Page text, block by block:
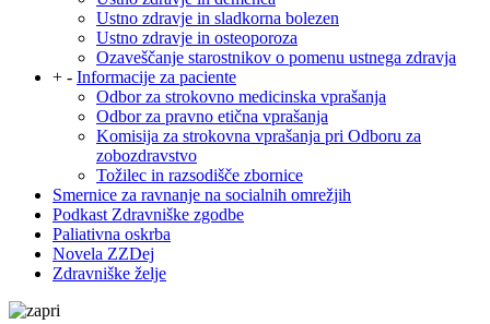
Ustno zdravje in sladkorna bolezen
Ustno zdravje in osteoporoza
Ozaveščanje starostnikov o pomenu ustnega zdravja
+ - Informacije za paciente
Odbor za strokovno medicinska vprašanja
Odbor za pravno etična vprašanja
Komisija za strokovna vprašanja pri Odboru za
zobozdravstvo
Tožilec in razsodišče zbornice
Smernice za ravnanje na socialnih omrežjih
Podkast Zdravniške zgodbe
Paliativna oskrba
Novela ZZDej
Zdravniške želje